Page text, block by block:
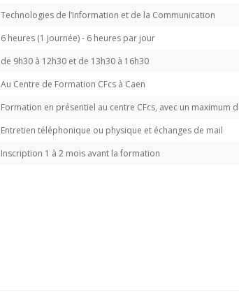
Technologies de l’Information et de la Communication
6 heures (1 journée) - 6 heures par jour
de 9h30 à 12h30 et de 13h30 à 16h30
Au Centre de Formation CFcs à Caen
Formation en présentiel au centre CFcs, avec un maximum
Entretien téléphonique ou physique et échanges de mail
Inscription 1 à 2 mois avant la formation